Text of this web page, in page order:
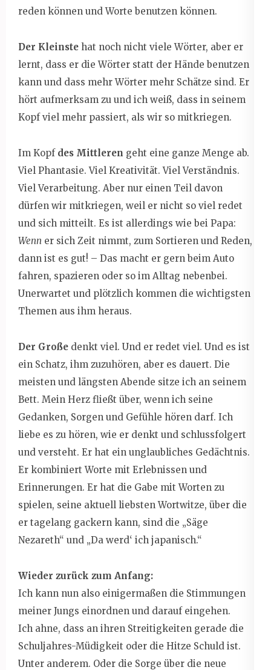
reden können und Worte benutzen können.
Der Kleinste hat noch nicht viele Wörter, aber er
lernt, dass er die Wörter statt der Hände benutzen
kann und dass mehr Wörter mehr Schätze sind. Er
hört aufmerksam zu und ich weiß, dass in seinem
Kopf viel mehr passiert, als wir so mitkriegen.
Im Kopf des Mittleren geht eine ganze Menge ab.
Viel Phantasie. Viel Kreativität. Viel Verständnis.
Viel Verarbeitung. Aber nur einen Teil davon
dürfen wir mitkriegen, weil er nicht so viel redet
und sich mitteilt. Es ist allerdings wie bei Papa:
Wenn er sich Zeit nimmt, zum Sortieren und Reden,
dann ist es gut! – Das macht er gern beim Auto
fahren, spazieren oder so im Alltag nebenbei.
Unerwartet und plötzlich kommen die wichtigsten
Themen aus ihm heraus.
Der Große denkt viel. Und er redet viel. Und es ist
ein Schatz, ihm zuzuhören, aber es dauert. Die
meisten und längsten Abende sitze ich an seinem
Bett. Mein Herz fließt über, wenn ich seine
Gedanken, Sorgen und Gefühle hören darf. Ich
liebe es zu hören, wie er denkt und schlussfolgert
und versteht. Er hat ein unglaubliches Gedächtnis.
Er kombiniert Worte mit Erlebnissen und
Erinnerungen. Er hat die Gabe mit Worten zu
spielen, seine aktuell liebsten Wortwitze, über die
er tagelang gackern kann, sind die „Säge
Nezareth“ und „Da werd‘ ich japanisch.“
Wieder zurück zum Anfang:
Ich kann nun also einigermaßen die Stimmungen
meiner Jungs einordnen und darauf eingehen.
Ich ahne, dass an ihren Streitigkeiten gerade die
Schuljahres-Müdigkeit oder die Hitze Schuld ist.
Unter anderem. Oder die Sorge über die neue